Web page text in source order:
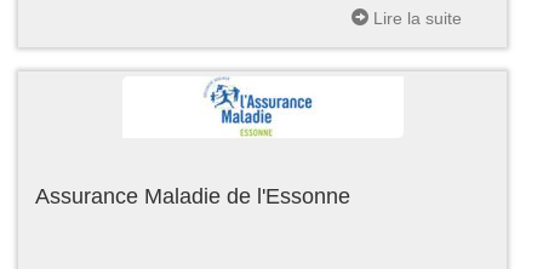
Lire la suite
Assurance Maladie de l'Essonne